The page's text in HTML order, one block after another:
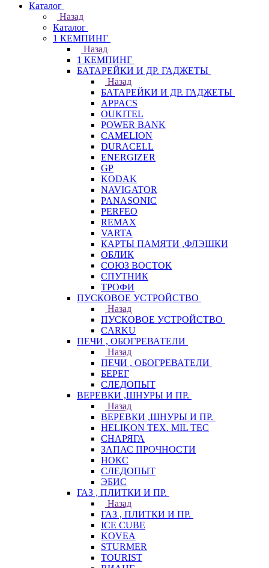
Каталог
Назад
Каталог
1 КЕМПИНГ
Назад
1 КЕМПИНГ
БАТАРЕЙКИ И ДР. ГАДЖЕТЫ
Назад
БАТАРЕЙКИ И ДР. ГАДЖЕТЫ
APPACS
OUKITEL
POWER BANK
CAMELION
DURACELL
ENERGIZER
GP
KODAK
NAVIGATOR
PANASONIC
PERFEO
REMAX
VARTA
КАРТЫ ПАМЯТИ ,ФЛЭШКИ
ОБЛИК
СОЮЗ ВОСТОК
СПУТНИК
ТРОФИ
ПУСКОВОЕ УСТРОЙСТВО
Назад
ПУСКОВОЕ УСТРОЙСТВО
CARKU
ПЕЧИ , ОБОГРЕВАТЕЛИ
Назад
ПЕЧИ , ОБОГРЕВАТЕЛИ
БЕРЕГ
СЛЕДОПЫТ
ВЕРЕВКИ ,ШНУРЫ И ПР.
Назад
ВЕРЕВКИ ,ШНУРЫ И ПР.
HELIKON TEX. MIL TEC
СНАРЯГА
ЗАПАС ПРОЧНОСТИ
НОКС
СЛЕДОПЫТ
ЭБИС
ГАЗ , ПЛИТКИ И ПР.
Назад
ГАЗ , ПЛИТКИ И ПР.
ICE CUBE
KOVEA
STURMER
TOURIST